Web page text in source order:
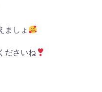
ましょ
ださいね